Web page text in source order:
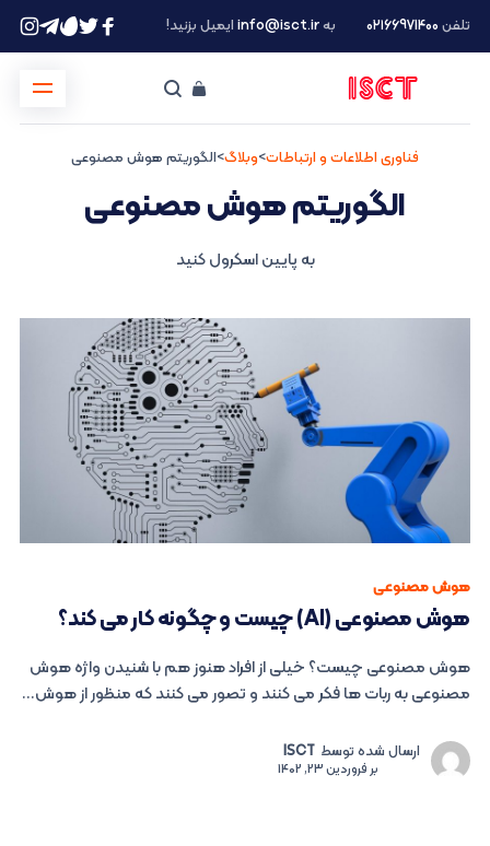
تلفن ۰۲۱66971400 بهinfo@isct.irایمیل بزنید!
فناوری اطلاعات و ارتباطات>وبلاگ>الگوریتم هوش مصنوعی
الگوریتم هوش مصنوعی
به پایین اسکرول کنید
هوش مصنوعی
هوش مصنوعی (AI) چیست و چگونه کار می کند؟
هوش مصنوعی چیست؟ خیلی از افراد هنوز هم با شنیدن واژه هوش
مصنوعی به ربات ها فکر می کنند و تصور می کنند که منظور از هوش...
ارسال شده توسط ISCT
برفروردین 23, 1402